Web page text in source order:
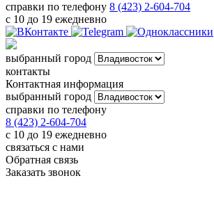
справки по телефону 8 (423) 2-604-704
с 10 до 19 ежедневно
выбранный город
контакты
Контактная информация
выбранный город
справки по телефону
8 (423) 2-604-704
с 10 до 19 ежедневно
связаться с нами
Обратная связь
Заказать звонок